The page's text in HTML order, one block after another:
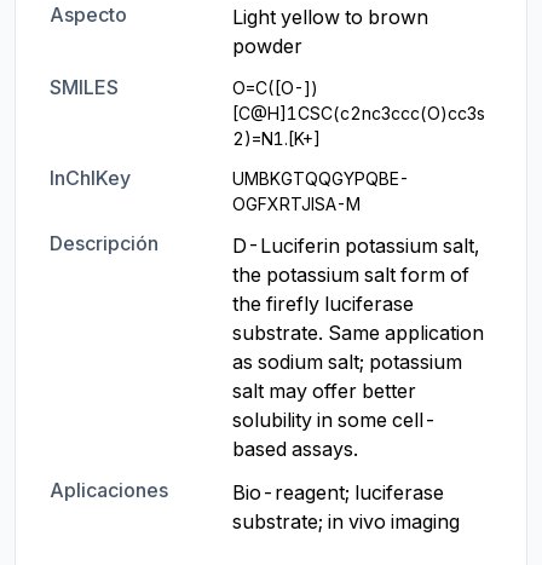
Aspecto
Light yellow to brown
powder
SMILES
O=C([O-])
[C@H]1CSC(c2nc3ccc(O)cc3s
2)=N1.[K+]
InChIKey
UMBKGTQQGYPQBE-
OGFXRTJISA-M
Descripción
D-Luciferin potassium salt,
the potassium salt form of
the firefly luciferase
substrate. Same application
as sodium salt; potassium
salt may offer better
solubility in some cell-
based assays.
Aplicaciones
Bio-reagent; luciferase
substrate; in vivo imaging